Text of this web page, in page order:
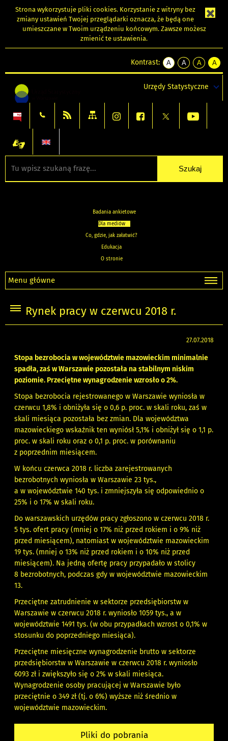
Strona wykorzystuje pliki cookies. Korzystanie z witryny bez
zmiany ustawień Twojej przeglądarki oznacza, że będą one
umieszczane w Twoim urządzeniu końcowym. Zawsze możesz
zmienić te ustawienia.
Kontrast:
A
kontrast
A
kontrast
tekst
czarnym
A
kontrast
tekst
czarnym
A
tekst
żółtym
Urzędy Statystyczne
Badania ankietowe
Dla mediów
Co, gdzie, jak załatwić?
Edukacja
O stronie
Menu główne
Rynek pracy w czerwcu 2018 r.
27.07.2018
Stopa bezrobocia w województwie mazowieckim minimalnie
spadła, zaś w Warszawie pozostała na stabilnym niskim
poziomie. Przeciętne wynagrodzenie wzrosło o 2%.
Stopa bezrobocia rejestrowanego w Warszawie wyniosła w
czerwcu 1,8% i obniżyła się o 0,6 p. proc. w skali roku, zaś w
skali miesiąca pozostała bez zmian. Dla województwa
mazowieckiego wskaźnik ten wyniósł 5,1% i obniżył się o 1,1 p.
proc. w skali roku oraz o 0,1 p. proc. w porównaniu
z poprzednim miesiącem.
W końcu czerwca 2018 r. liczba zarejestrowanych
bezrobotnych wyniosła w Warszawie 23 tys.,
a w województwie 140 tys. i zmniejszyła się odpowiednio o
25% i o 17% w skali roku.
Do warszawskich urzędów pracy zgłoszono w czerwcu 2018 r.
5 tys. ofert pracy (mniej o 17% niż przed rokiem i o 9% niż
przed miesiącem), natomiast w województwie mazowieckim
19 tys. (mniej o 13% niż przed rokiem i o 10% niż przed
miesiącem). Na jedną ofertę pracy przypadało w stolicy
8 bezrobotnych, podczas gdy w województwie mazowieckim
13.
Przeciętne zatrudnienie w sektorze przedsiębiorstw w
Warszawie w czerwcu 2018 r. wyniosło 1059 tys., a w
województwie 1491 tys. (w obu przypadkach wzrost o 0,1% w
stosunku do poprzedniego miesiąca).
Przeciętne miesięczne wynagrodzenie brutto w sektorze
przedsiębiorstw w Warszawie w czerwcu 2018 r. wyniosło
6093 zł i zwiększyło się o 2% w skali miesiąca.
Wynagrodzenie osoby pracującej w Warszawie było
przeciętnie o 349 zł (tj. o 6%) wyższe niż średnio w
województwie mazowieckim.
Pliki do pobrania